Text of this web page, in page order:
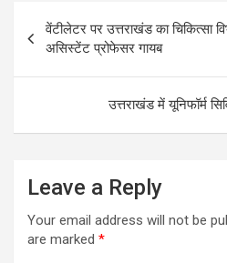
Post
navigation
वेंटीलेटर पर उत्तराखंड का चिकित्सा
असिस्टेंट प्रोफेसर गायब
उत्तराखंड में यूनिफॉर्म
Leave a Reply
Your email address will not be
are marked *